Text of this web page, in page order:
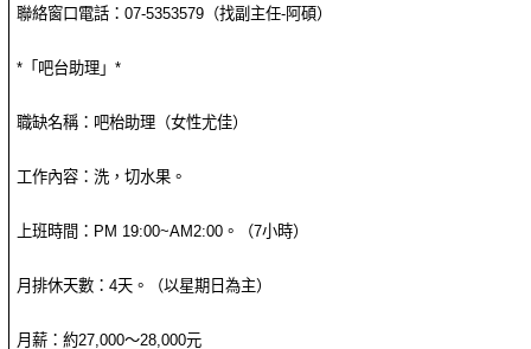
聯絡窗口電話：07-5353579（找副主任-阿碩）
*「吧台助理」*
職缺名稱：吧枱助理（女性尤佳）
工作內容：洗，切水果。
上班時間：PM 19:00~AM2:00。（7小時）
月排休天數：4天。（以星期日為主）
月薪：約27,000～28,000元